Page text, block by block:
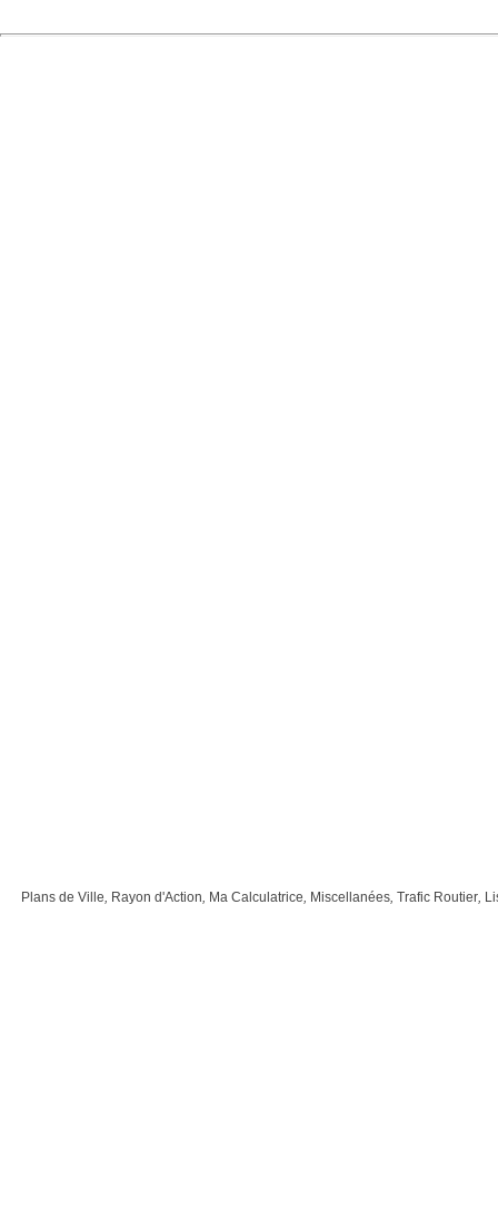
Plans de Ville, Rayon d'Action, Ma Calculatrice, Miscellanées, Trafic Routier,